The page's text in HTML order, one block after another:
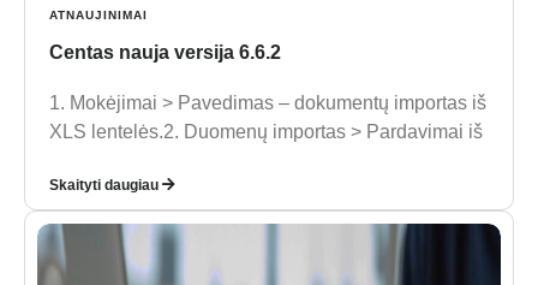
ATNAUJINIMAI
Centas nauja versija 6.6.2
1. Mokėjimai > Pavedimas – dokumentų importas iš
XLS lentelės.2. Duomenų importas > Pardavimai iš
Skaityti daugiau